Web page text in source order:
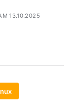
13.10.2025